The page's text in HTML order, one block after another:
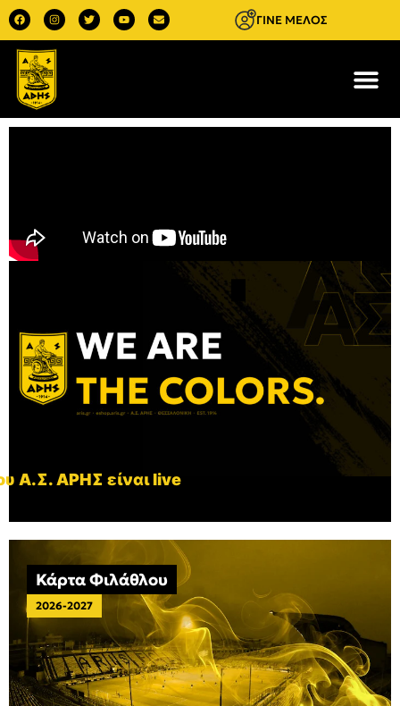
ΓΙΝΕ ΜΕΛΟΣ
Α.Σ. ΑΡΗΣ είναι live
Κάρτα Φιλάθλου
2026-2027